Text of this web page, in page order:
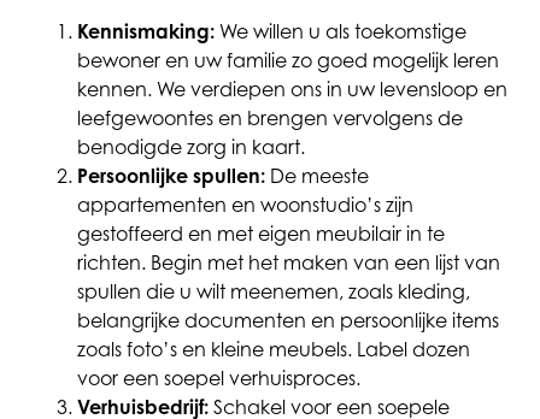
Kennismaking: We willen u als toekomstige
bewoner en uw familie zo goed mogelijk leren
kennen. We verdiepen ons in uw levensloop en
leefgewoontes en brengen vervolgens de
benodigde zorg in kaart.
Persoonlijke spullen: De meeste
appartementen en woonstudio’s zijn
gestoffeerd en met eigen meubilair in te
richten. Begin met het maken van een lijst van
spullen die u wilt meenemen, zoals kleding,
belangrijke documenten en persoonlijke items
zoals foto’s en kleine meubels. Label dozen
voor een soepel verhuisproces.
Verhuisbedrijf: Schakel voor een soepele